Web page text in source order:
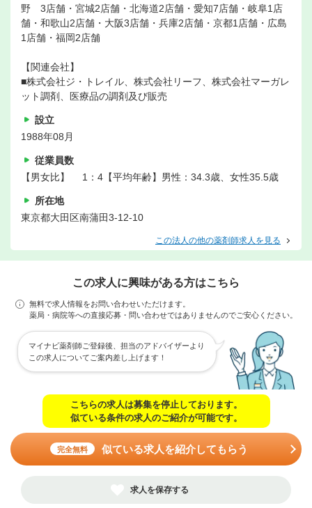
野 3店舗・宮城2店舗・北海道2店舗・愛知7店舗・岐阜1店
舗・和歌山2店舗・大阪3店舗・兵庫2店舗・京都1店舗・広島
1店舗・福岡2店舗
【関連会社】
■株式会社ジ・トレイル、株式会社リーフ、株式会社マーガレ
ット調剤、医療品の調剤及び販売
設立
1988年08月
従業員数
【男女比】 1：4【平均年齢】男性：34.3歳、女性35.5歳
所在地
東京都大田区南蒲田3-12-10
この法人の他の薬剤師求人を見る
この求人に興味がある方はこちら
無料で求人情報をお問い合わせいただけます。
薬局・病院等への直接応募・問い合わせではありませんのでご安心ください。
マイナビ薬剤師ご登録後、担当のアドバイザーより
この求人についてご案内差し上げます！
こちらの求人は募集を停止しております。
似ている条件の求人のご紹介が可能です。
完全無料 似ている求人を紹介してもらう
求人を保存する